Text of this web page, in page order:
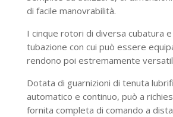
di facile manovrabilità.
I cinque rotori di diversa cubatura
tubazione con cui può essere
rendono poi estremamente
Dotata di guarnizioni di tenuta
automatico e continuo, può a
fornita completa di comando a